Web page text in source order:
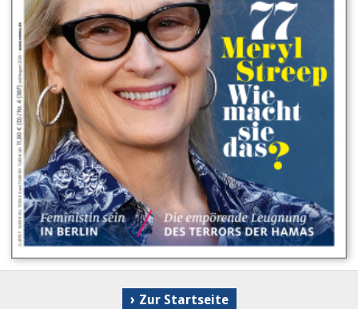
Schwarzers "Lebenswerk" (KiWi)
Ich habe inzwischen eine gewisse Routine, aber dennoch
gibt diese Frage mir jedes Mal einen Stich ins Herz. Ja, wie
halte ich es eigentlich aus? Ganz ehrlich, manchmal weiß
ich es selber nicht. Denn schließlich geht das so seit 45
Jahren. Seit ich durch mein Streitgespräch mit Esther Vilar
am 6. Februar 1975 eine öffentliche Person wurde.
Schlimmer: eine öffentliche Feministin. Noch schlimmer:
die Feministin Nr. 1. Die, die für alles verantwortlich ist.
Dafür, dass eine Amerikanerin namens Lorena Bobbitt
Zur Startseite